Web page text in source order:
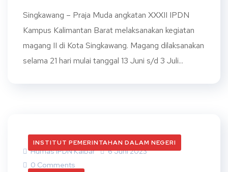
Singkawang – Praja Muda angkatan XXXII IPDN
Kampus Kalimantan Barat melaksanakan kegiatan
magang II di Kota Singkawang. Magang dilaksanakan
selama 21 hari mulai tanggal 13 Juni s/d 3 Juli...
INSTITUT PEMERINTAHAN DALAM NEGERI
Humas IPDN Kalbar
6 Juni 2023
0 Comments